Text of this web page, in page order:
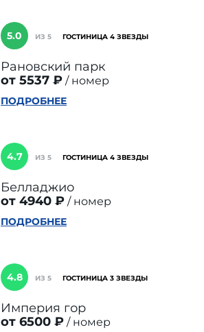
5.0 ИЗ 5 ГОСТИНИЦА 4 ЗВЕЗДЫ
Рановский парк
от 5537 ₽
номер
ПОДРОБНЕЕ
4.7 ИЗ 5 ГОСТИНИЦА 4 ЗВЕЗДЫ
Белладжио
от 4940 ₽
номер
ПОДРОБНЕЕ
4.8 ИЗ 5 ГОСТИНИЦА 3 ЗВЕЗДЫ
Империя гор
от 6500 ₽
номер